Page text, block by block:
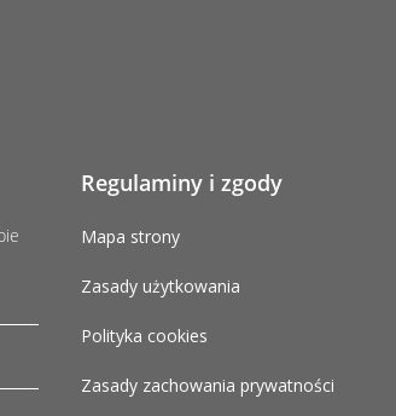
Regulaminy i zgody
Mapa strony
Zasady użytkowania
Polityka cookies
Zasady zachowania prywatności